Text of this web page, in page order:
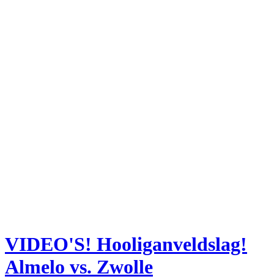
VIDEO'S! Hooliganveldslag!
Almelo vs. Zwolle